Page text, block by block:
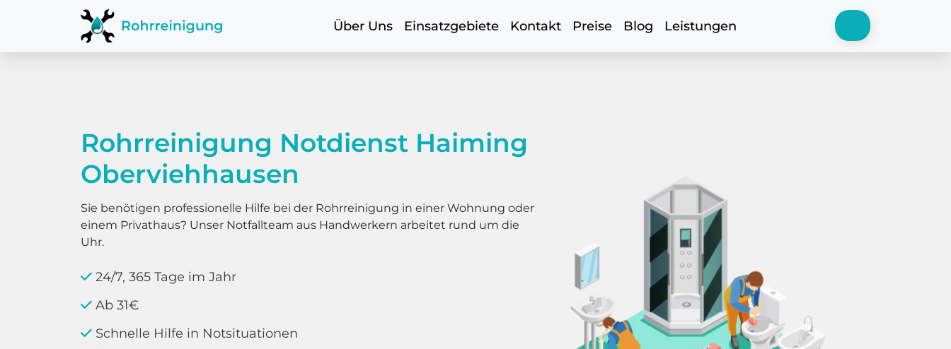
Über Uns Einsatzgebiete Kontakt Preise Blog Leistungen
Rohrreinigung Notdienst Haiming
Oberviehhausen
Sie benötigen professionelle Hilfe bei der Rohrreinigung in einer Wohnung oder
einem Privathaus? Unser Notfallteam aus Handwerkern arbeitet rund um die
Uhr.
24/7, 365 Tage im Jahr
Ab 31€
Schnelle Hilfe in Notsituationen